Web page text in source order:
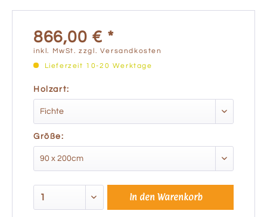
866,00 € *
inkl. MwSt.zzgl. Versandkosten
Lieferzeit 10-20 Werktage
Holzart:
Größe:
In den Warenkorb